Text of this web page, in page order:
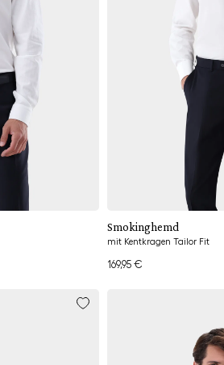
Smokinghemd
mit Kentkragen Tailor Fit
169,95 €